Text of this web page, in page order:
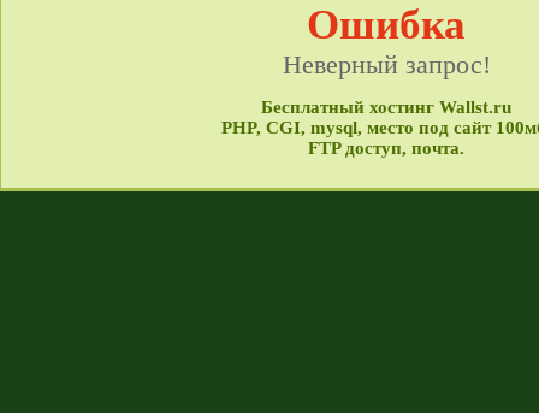
Ошибка
Неверный запрос!
Бесплатный хостинг Wallst.ru
PHP, CGI, mysql, место под сайт
FTP доступ, почта.